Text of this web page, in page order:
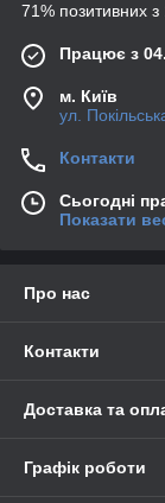
71% позитивних з
Працює з
м. Київ
ул.
Контакти
Сьогодні
Показати
Про нас
Контакти
Доставка та
Графік роботи